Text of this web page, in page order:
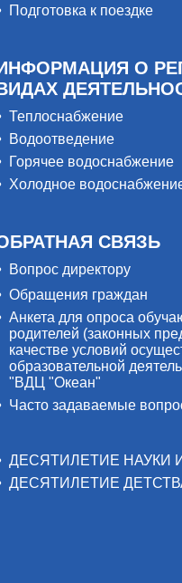
Подготовка к поездке
О
Теплоснабжение
Водоотведение
Горячее водоснабжение
Холодное
СВЯЗЬ
Вопрос директору
Обращения граждан
Анкета для опроса
родителей (законных
качестве условий
образовательной
"ВДЦ "Океан"
Часто задаваемые
ДЕСЯТИЛЕТИЕ НАУКИ
ДЕСЯТИЛЕТИЕ